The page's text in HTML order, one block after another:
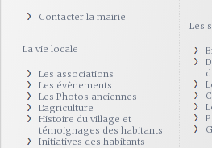
Contacter la mairie
La vie locale
Les associations
Les évènements
Les Photos anciennes
L'agriculture
Histoire du village et
témoignages des habitants
Initiatives des habitants
Les